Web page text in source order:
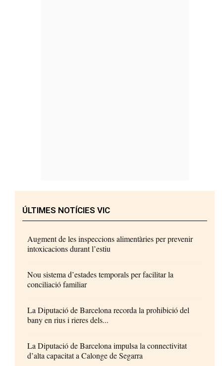
ÚLTIMES NOTÍCIES VIC
Augment de les inspeccions alimentàries per prevenir
intoxicacions durant l’estiu
Nou sistema d’estades temporals per facilitar la
conciliació familiar
La Diputació de Barcelona recorda la prohibició del
bany en rius i rieres dels...
La Diputació de Barcelona impulsa la connectivitat
d’alta capacitat a Calonge de Segarra